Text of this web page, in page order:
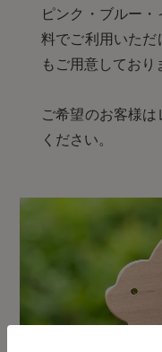
ピンク・ブルー
料でご利用いただ
もご用意しており
ご希望のお客様
ください。